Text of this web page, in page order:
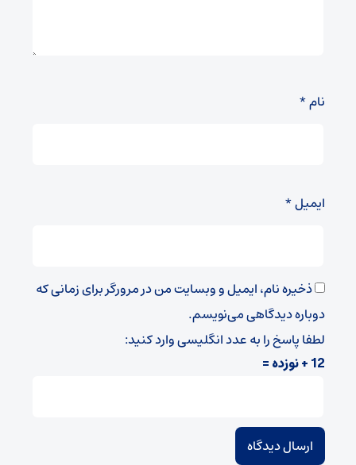
نام*
ایمیل*
ذخیره نام، ایمیل و وبسایت من در مرورگر برای زمانی که
دوباره دیدگاهی می‌نویسم.
لطفا پاسخ را به عدد انگلیسی وارد کنید:
12 + نوزده =